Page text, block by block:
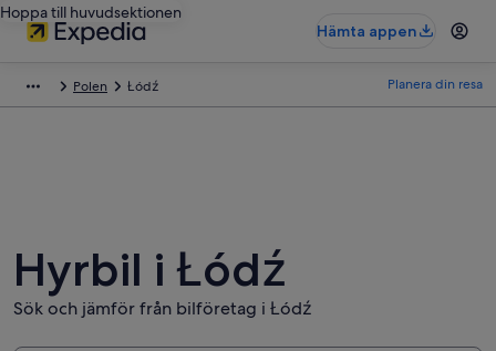
Hoppa till huvudsektionen
Hämta appen
Polen Łódź Planera din resa
Hyrbil i Łódź
Sök och jämför från bilföretag i Łódź